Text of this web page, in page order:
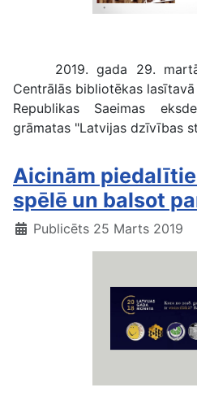
2019. gada 29. martā
Centrālās bibliotēkas
Republikas Saeimas
grāmatas "Latvijas dzīvības
Aicinām
spēlē un balsot
Publicēts 25 Marts 2019